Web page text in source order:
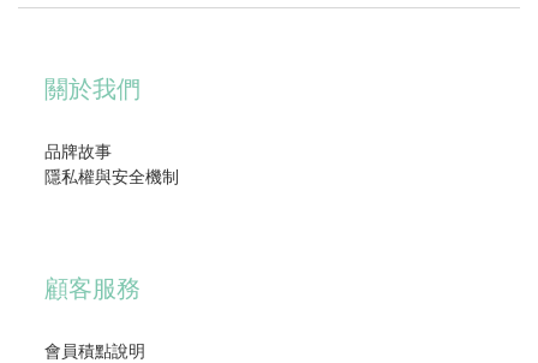
關於我們
品牌故事
隱私權與安全機制
顧客服務
會員積點說明